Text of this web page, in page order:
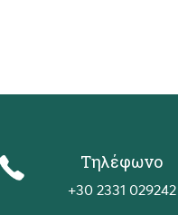
Τηλέφωνο
+30 2331 029242